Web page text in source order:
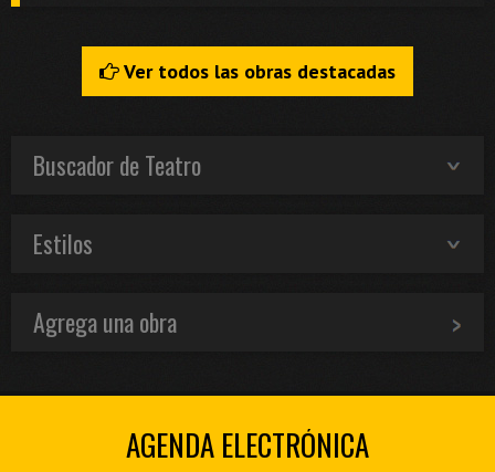
Ver todos las obras destacadas
Buscador de Teatro
Estilos
Agrega una obra
AGENDA ELECTRÓNICA